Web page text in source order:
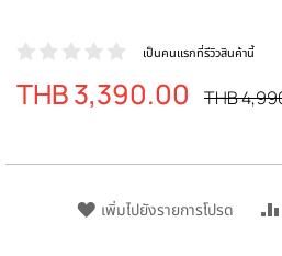
เป็นคนแรกที่รีวิวสินค้านี้
ราคา
THB 3,390.00
ราคา
THB
เพิ่มไปยังรายการโปรด